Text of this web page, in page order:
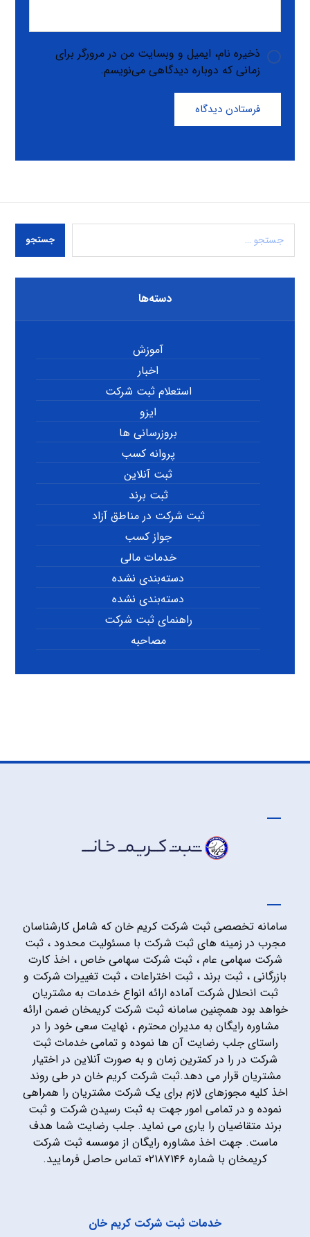
ذخیره نام، ایمیل و وبسایت من در مرورگر برای
زمانی که دوباره دیدگاهی می‌نویسم.
فرستادن دیدگاه
جستجو
دسته‌ها
آموزش
اخبار
استعلام ثبت شرکت
ایزو
بروزرسانی ها
پروانه کسب
ثبت آنلاین
ثبت برند
ثبت شرکت در مناطق آزاد
جواز کسب
خدمات مالی
دسته‌بندی نشده
دسته‌بندی نشده
راهنمای ثبت شرکت
مصاحبه
سامانه تخصصی ثبت شرکت کریم خان که شامل کارشناسان
مجرب در زمینه های ثبت شرکت با مسئولیت محدود ، ثبت
شرکت سهامی عام ، ثبت شرکت سهامی خاص ، اخذ کارت
بازرگانی ، ثبت برند ، ثبت اختراعات ، ثبت تغییرات شرکت و
ثبت انحلال شرکت آماده ارائه انواع خدمات به مشتریان
خواهد بود همچنین سامانه ثبت شرکت کریمخان ضمن ارائه
مشاوره رایگان به مدیران محترم ، نهایت سعی خود را در
راستای جلب رضایت آن ها نموده و تمامی خدمات ثبت
شرکت در را در کمترین زمان و به صورت آنلاین در اختیار
مشتریان قرار می دهد.ثبت شرکت کریم خان در طی روند
اخذ کلیه مجوزهای لازم برای یک شرکت مشتریان را همراهی
نموده و در تمامی امور جهت به ثبت رسیدن شرکت و ثبت
برند متقاضیان را یاری می نماید. جلب رضایت شما هدف
ماست. جهت اخذ مشاوره رایگان از موسسه ثبت شرکت
کریمخان با شماره ۰۲۱۸۷۱۴۶ تماس حاصل فرمایید.
خدمات ثبت شرکت کریم خان